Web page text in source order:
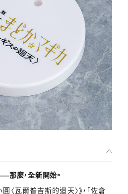
那麼，全新開始。
〈瓦爾普吉斯的迴天〉》，「佐倉